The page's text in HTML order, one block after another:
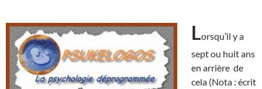
Lorsqu’il y a
sept ou huit ans
en arrière de
cela (Nota : écrit